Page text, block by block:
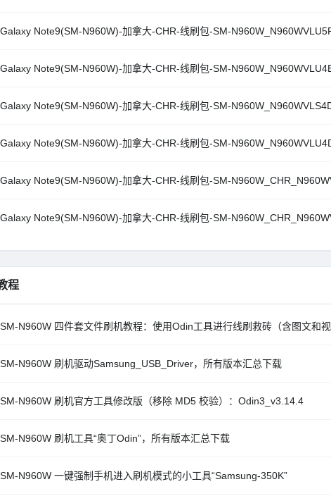
Note9(SM-N960W)-加拿大-CHR-线刷包-SM-
Note9(SM-N960W)-加拿大-CHR-线刷包-SM-
Note9(SM-N960W)-加拿大-CHR-线刷包-SM-
Note9(SM-N960W)-加拿大-CHR-线刷包-SM-
Note9(SM-N960W)-加拿大-CHR-线刷包-SM-
Note9(SM-N960W)-加拿大-CHR-线刷包-SM-
程
N960W 四件套文件刷机教程：使用Odin工具进行线刷救砖（含图文和视
N960W 刷机驱动Samsung_USB_Driver，所有版本汇总下载
N960W 刷机官方工具修改版（移除 MD5 校验）：Odin3_v3.14.4
N960W 刷机工具“奥丁Odin”，所有版本汇总下载
N960W 一键强制手机进入刷机模式的小工具“Samsung-350K”